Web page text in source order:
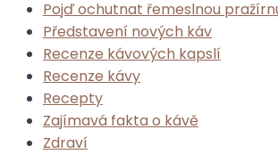
Pojď ochutnat řemeslnou
Představení nových káv
Recenze kávových kapslí
Recenze kávy
Recepty
Zajímavá fakta o kávě
Zdraví